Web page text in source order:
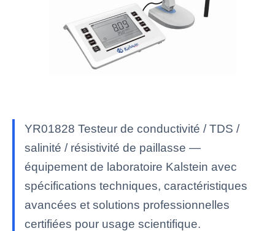
YR01828 Testeur de conductivité / TDS /
salinité / résistivité de paillasse —
équipement de laboratoire Kalstein avec
spécifications techniques, caractéristiques
avancées et solutions professionnelles
certifiées pour usage scientifique.